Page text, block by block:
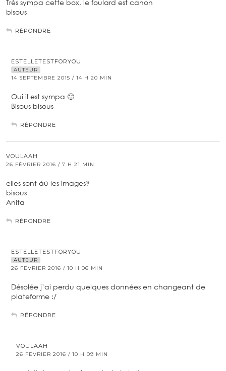
Très sympa cette box, le foulard est canon
bisous
RÉPONDRE
ESTELLETESTFORYOU
AUTEUR
14 SEPTEMBRE 2015 / 14 H 20 MIN
Oui il est sympa 🙂
Bisous bisous
RÉPONDRE
VOULAAH
26 FÉVRIER 2016 / 7 H 21 MIN
elles sont àù les images?
bisous
Anita
RÉPONDRE
ESTELLETESTFORYOU
AUTEUR
26 FÉVRIER 2016 / 10 H 06 MIN
Désolée j’ai perdu quelques données en changeant de
plateforme :/
RÉPONDRE
VOULAAH
26 FÉVRIER 2016 / 10 H 09 MIN